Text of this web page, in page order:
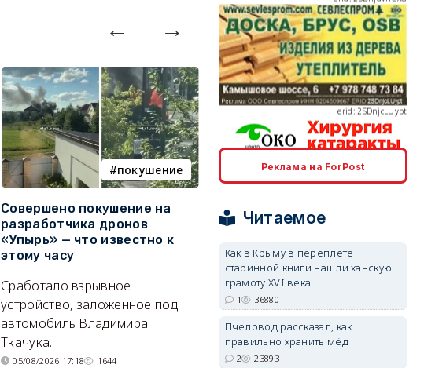
покушение
Совершено покушение на
разработчика дронов
«Упырь» — что известно к
этому часу
Сработало взрывное
устройство, заложенное под
автомобиль Владимира
Ткачука.
05/08/2026 17:18 1644
армия
Путин провёл крупнейшие
кадровые перестановки в
Сил
Сменились командующие
группировками, глава тыла и
руководитель нового рода
войск.
05/08/2026 14:54
erid: 2SDnjcLUypt
erid: 2SDnjcrDNw6
Реклама на ForPost
Читаемое
Как в Крыму в переплёте
старинной книги нашли ханскую
грамоту XVI века
1 36880
Пчеловод рассказал, как
правильно хранить мёд
2 23893